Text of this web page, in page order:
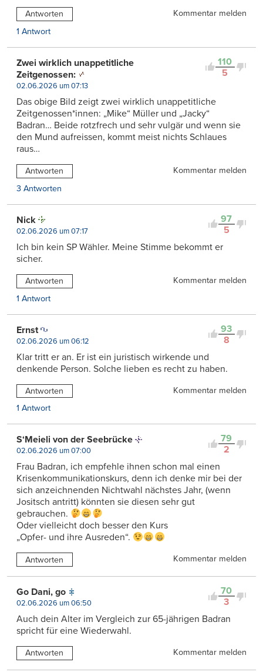
Antworten
Kommentar melden
1 Antwort
110
5
Zwei wirklich unappetitliche
Zeitgenossen:
02.06.2026 um 07:13
Das obige Bild zeigt zwei wirklich unappetitliche
Zeitgenossen*innen: „Mike“ Müller und „Jacky“
Badran… Beide rotzfrech und sehr vulgär und wenn sie
den Mund aufreissen, kommt meist nichts Schlaues
raus…
Antworten
Kommentar melden
3 Antworten
97
5
Nick
02.06.2026 um 07:17
Ich bin kein SP Wähler. Meine Stimme bekommt er
sicher.
Antworten
Kommentar melden
1 Antwort
93
8
Ernst
02.06.2026 um 06:12
Klar tritt er an. Er ist ein juristisch wirkende und
denkende Person. Solche lieben es recht zu haben.
Antworten
Kommentar melden
1 Antwort
79
2
S‘Meieli von der Seebrücke
02.06.2026 um 07:00
Frau Badran, ich empfehle ihnen schon mal einen
Krisenkommunikationskurs, denn ich denke mir bei der
sich anzeichnenden Nichtwahl nächstes Jahr, (wenn
Jositsch antritt) könnten sie diesen sehr gut
gebrauchen.
Oder vielleicht doch besser den Kurs
„Opfer- und ihre Ausreden“.
Antworten Kommentar melden
70
3
Go Dani, go
02.06.2026 um 06:50
Auch dein Alter im Vergleich zur 65-jährigen Badran
spricht für eine Wiederwahl.
Antworten Kommentar melden